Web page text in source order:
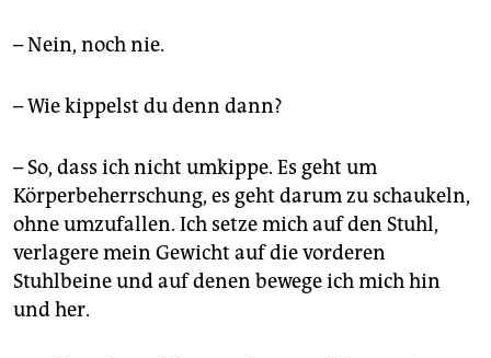
– Nein, noch nie.
– Wie kippelst du denn dann?
– So, dass ich nicht umkippe. Es geht um
Körperbeherrschung, es geht darum zu schaukeln,
ohne umzufallen. Ich setze mich auf den Stuhl,
verlagere mein Gewicht auf die vorderen
Stuhlbeine und auf denen bewege ich mich hin
und her.